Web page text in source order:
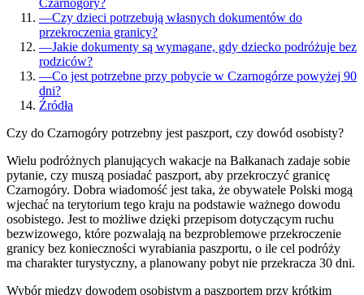
—Czy dzieci potrzebują własnych dokumentów do
przekroczenia granicy?
—Jakie dokumenty są wymagane, gdy dziecko podróżuje bez
rodziców?
—Co jest potrzebne przy pobycie w Czarnogórze powyżej 90
dni?
Źródła
Czy do Czarnogóry potrzebny jest paszport, czy dowód osobisty?
Wielu podróżnych planujących wakacje na Bałkanach zadaje sobie
pytanie, czy muszą posiadać paszport, aby przekroczyć granicę
Czarnogóry. Dobra wiadomość jest taka, że obywatele Polski mogą
wjechać na terytorium tego kraju na podstawie ważnego dowodu
osobistego. Jest to możliwe dzięki przepisom dotyczącym ruchu
bezwizowego, które pozwalają na bezproblemowe przekroczenie
granicy bez konieczności wyrabiania paszportu, o ile cel podróży
ma charakter turystyczny, a planowany pobyt nie przekracza 30 dni.
Wybór między dowodem osobistym a paszportem przy krótkim